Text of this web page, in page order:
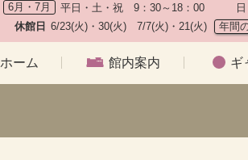
6月・7月 平日・土・祝　9：30～18：00　　
休館日 6/23(火)・30(火)　7/7(火)・21(火) 年間
ホーム 館内案内 ギ